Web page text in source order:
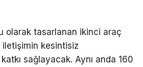
olarak tasarlanan ikinci araç
iletişimin kesintisiz
sağlayacak. Aynı anda 160